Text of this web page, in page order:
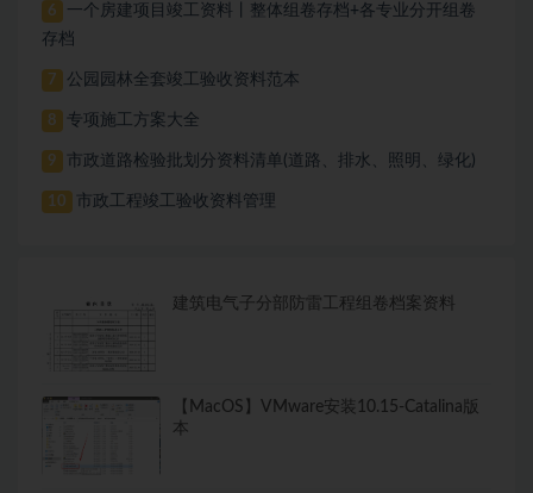
6
一个房建项目竣工资料丨整体组卷存档+各专业分开组卷
存档
7 公园园林全套竣工验收资料范本
8 专项施工方案大全
9 市政道路检验批划分资料清单(道路、排水、照明、绿化)
10 市政工程竣工验收资料管理
建筑电气子分部防雷工程组卷档案资料
【MacOS】VMware安装10.15-Catalina版
本